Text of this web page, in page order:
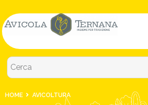
HOME AVICOLTURA